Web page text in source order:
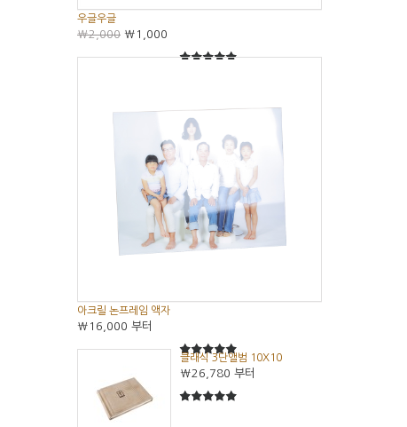
우글우글
₩2,000 ₩1,000
아크릴 논프레임 액자
55중에서
₩16,000 부터
클래식 3단앨범 10X10
₩26,780 부터